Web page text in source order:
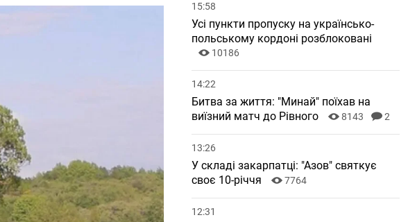
15:58
Усі пункти пропуску на українсько-
польському кордоні розблоковані
10186
14:22
Битва за життя: "Минай" поїхав на
виїзний матч до Рівного
8143 2
13:26
У складі закарпатці: "Азов" святкує
своє 10-річчя
7764
12:31